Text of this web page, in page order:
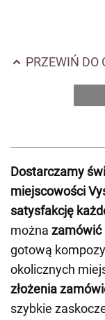
PRZEWIŃ DO
Dostarczamy
miejscowości
satysfakcję
można zamówić
gotową
okolicznych
złożenia
szybkie